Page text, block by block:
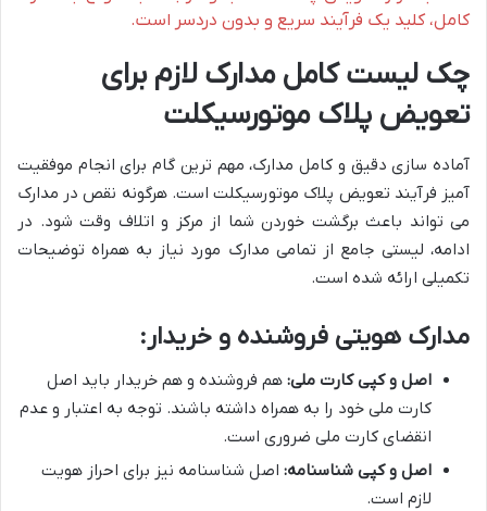
کامل، کلید یک فرآیند سریع و بدون دردسر است.
چک لیست کامل مدارک لازم برای
تعویض پلاک موتورسیکلت
آماده سازی دقیق و کامل مدارک، مهم ترین گام برای انجام موفقیت
آمیز فرآیند تعویض پلاک موتورسیکلت است. هرگونه نقص در مدارک
می تواند باعث برگشت خوردن شما از مرکز و اتلاف وقت شود. در
ادامه، لیستی جامع از تمامی مدارک مورد نیاز به همراه توضیحات
تکمیلی ارائه شده است.
مدارک هویتی فروشنده و خریدار:
اصل و کپی کارت ملی: هم فروشنده و هم خریدار باید اصل
کارت ملی خود را به همراه داشته باشند. توجه به اعتبار و عدم
انقضای کارت ملی ضروری است.
اصل و کپی شناسنامه: اصل شناسنامه نیز برای احراز هویت
لازم است.